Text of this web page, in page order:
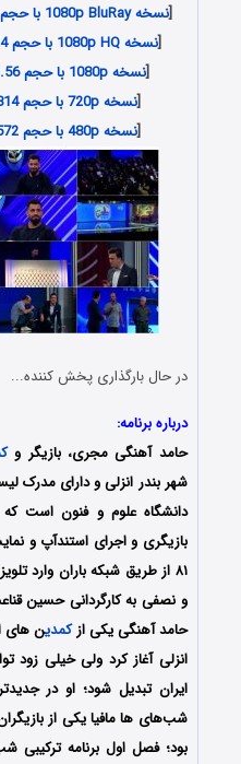
[نسخه 1080p BluRay با حجم 3.01 گیگابایت – 7.000 تومان
[نسخه 1080p HQ با حجم 2.14 گیگابایت – 6.000 تومان
[نسخه 1080p با حجم 1.56 گیگابایت – 5.500 تومان
[نسخه 720p با حجم 814 مگابایت – 5.200 تومان
[نسخه 480p با حجم 572 مگابایت – 5.100 تومان
در حال بارگذاری پخش کننده...
درباره برنامه:
حامد آهنگی مجری، بازیگر و
شهر بندر انزلی و دارای مدرک
بازیگری و اجرای استندآپ و
۸۱ از طریق شبکه باران وارد
حامد آهنگی یکی ازکمدین های
انزلی آغاز کرد ولی خیلی زود
ایران تبدیل شود؛ او در
شب‌های ها مافیا یکی از
بود؛ فصل اول برنامه ترکیبی